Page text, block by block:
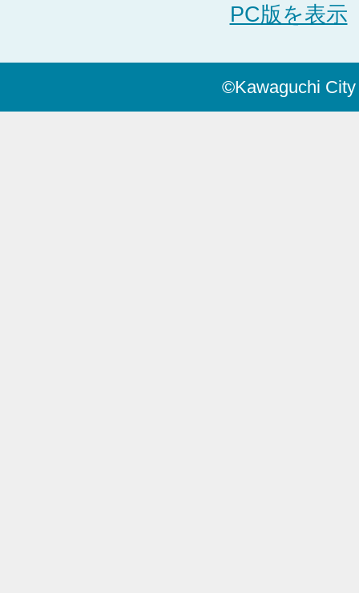
PC版を表示
©Kawaguchi City